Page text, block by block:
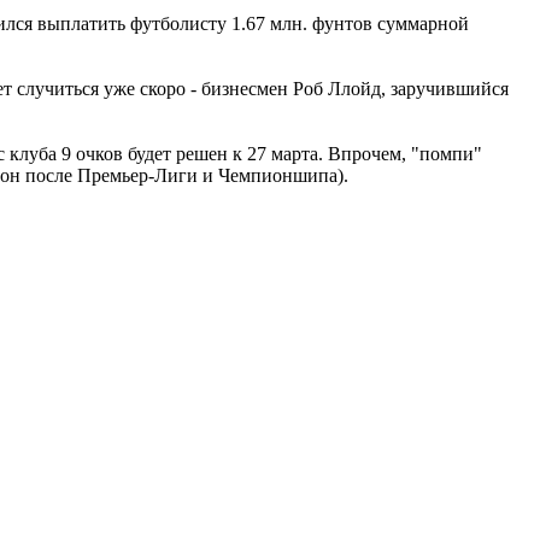
выплатить футболисту 1.67 млн. фунтов суммарной
случиться уже скоро - бизнесмен Роб Ллойд, заручившийся
9 очков будет решен к 27 марта. Впрочем, "помпи"
после Премьер-Лиги и Чемпионшипа).